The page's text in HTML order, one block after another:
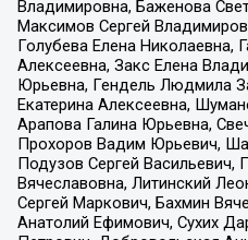
Владимировна, Баженова
Максимов Сергей
Голубева Елена Николаевна,
Алексеевна, Закс Елена
Юрьевна, Гендель Людмила
Екатерина Алексеевна,
Арапова Галина Юрьевна,
Прохоров Вадим Юрьевич,
Подузов Сергей Васильевич,
Вячеславовна, Литинский
Сергей Маркович, Бахмин
Анатолий Ефимович, Сухих